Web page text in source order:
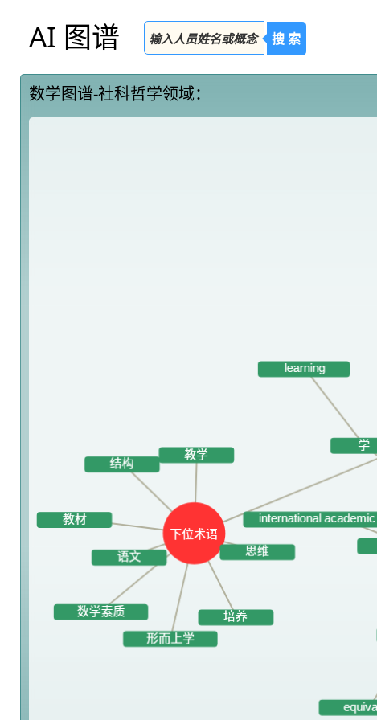
AI 图谱 搜 索
数学图谱-社科哲学领域：